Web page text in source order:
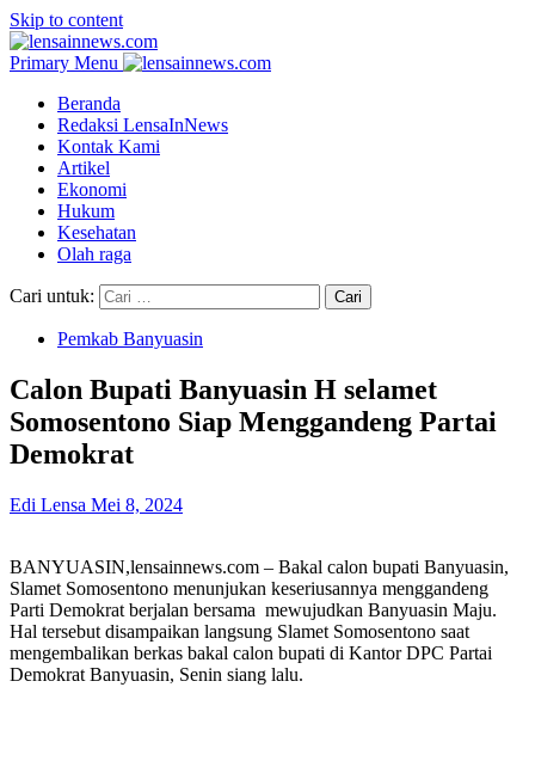
Skip to content
Primary Menu
Beranda
Redaksi LensaInNews
Kontak Kami
Artikel
Ekonomi
Hukum
Kesehatan
Olah raga
Cari untuk:
Pemkab Banyuasin
Calon Bupati Banyuasin H selamet
Somosentono Siap Menggandeng Partai
Demokrat
Edi Lensa Mei 8, 2024
BANYUASIN,lensainnews.com – Bakal calon bupati Banyuasin,
Slamet Somosentono menunjukan keseriusannya menggandeng
Parti Demokrat berjalan bersama mewujudkan Banyuasin Maju.
Hal tersebut disampaikan langsung Slamet Somosentono saat
mengembalikan berkas bakal calon bupati di Kantor DPC Partai
Demokrat Banyuasin, Senin siang lalu.